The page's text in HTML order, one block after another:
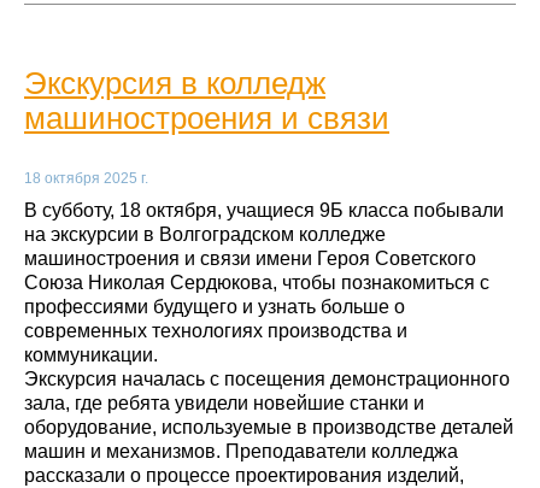
Экскурсия в колледж
машиностроения и связи
18 октября 2025 г.
В субботу, 18 октября, учащиеся 9Б класса побывали
на экскурсии в Волгоградском колледже
машиностроения и связи имени Героя Советского
Союза Николая Сердюкова, чтобы познакомиться с
профессиями будущего и узнать больше о
современных технологиях производства и
коммуникации.
Экскурсия началась с посещения демонстрационного
зала, где ребята увидели новейшие станки и
оборудование, используемые в производстве деталей
машин и механизмов. Преподаватели колледжа
рассказали о процессе проектирования изделий,